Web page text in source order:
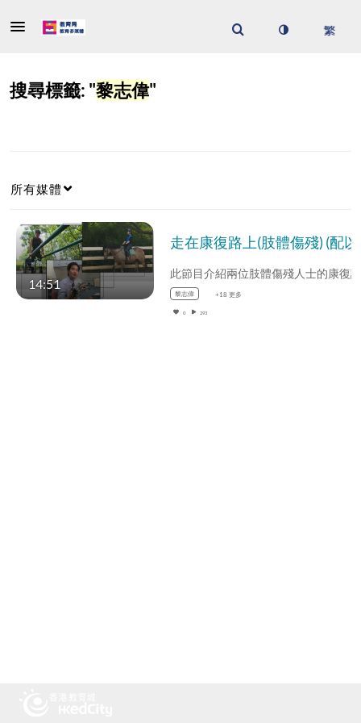
搜尋標籤: "黎志偉"
所有媒體
14:51
黎志偉 +18 更多
0 293